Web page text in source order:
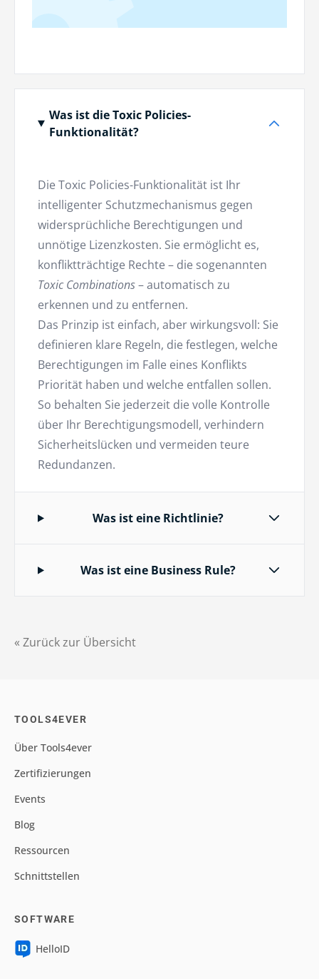
« Zurück zur Übersicht
Was ist die Toxic Policies-
Funktionalität?
Die Toxic Policies-Funktionalität ist Ihr
intelligenter Schutzmechanismus gegen
widersprüchliche Berechtigungen und
unnötige Lizenzkosten. Sie ermöglicht es,
konfliktträchtige Rechte – die sogenannten
Toxic Combinations– automatisch zu
erkennen und zu entfernen.
Das Prinzip ist einfach, aber wirkungsvoll: Sie
definieren klare Regeln, die festlegen, welche
Berechtigungen im Falle eines Konflikts
Priorität haben und welche entfallen sollen.
So behalten Sie jederzeit die volle Kontrolle
über Ihr Berechtigungsmodell, verhindern
Sicherheitslücken und vermeiden teure
Redundanzen.
Was ist eine Richtlinie?
Was ist eine Business Rule?
TOOLS4EVER
Über Tools4ever
Zertifizierungen
Events
Blog
Ressourcen
Schnittstellen
SOFTWARE
HelloID